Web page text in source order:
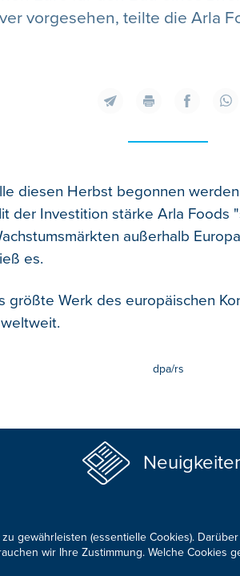
vorgesehen, teilte die Arla
diesen Herbst begonnen
der Investition stärke Arla Foods
außerhalb
es.
größte Werk des europäischen
dpa/rs
gewährleisten (essentielle Cookies).
wir Ihre Zustimmung. Welche Cookies